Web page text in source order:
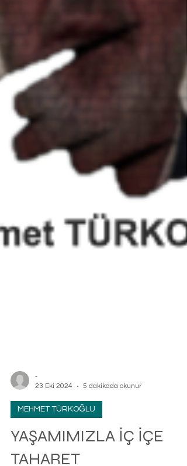
23 Eki 2024
5 dakikada okunur
MEHMET TÜRKOĞLU
YAŞAMIMIZLA İÇ İÇE